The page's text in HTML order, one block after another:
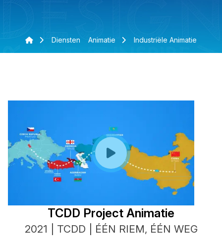
Diensten Animatie Industriële Animatie
TCDD Project Animatie
2021 | TCDD | ÉÉN RIEM, ÉÉN WEG